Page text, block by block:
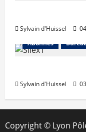
Sylvain d'Huissel
Abonnés
Sylvain d'Huissel
Copyright © Lyon